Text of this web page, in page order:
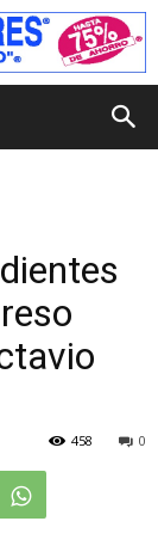
0
458